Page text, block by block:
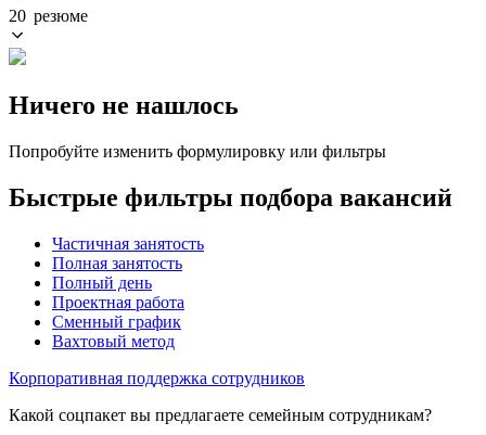
20 резюме
Ничего не нашлось
Попробуйте изменить формулировку или фильтры
Быстрые фильтры подбора вакансий
Частичная занятость
Полная занятость
Полный день
Проектная работа
Сменный график
Вахтовый метод
Корпоративная поддержка сотрудников
Какой соцпакет вы предлагаете семейным сотрудникам?